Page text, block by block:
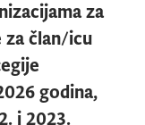
jednog
organizacija
za
za član/icu
godina,
i 2023.